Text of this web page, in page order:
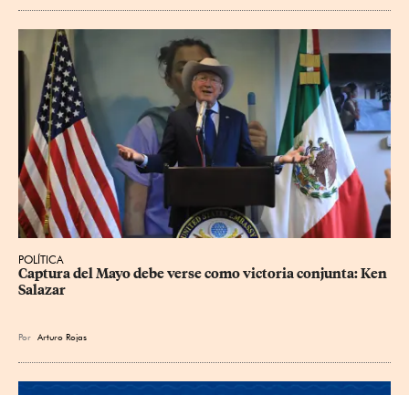
POLÍTICA
Captura del Mayo debe verse como victoria conjunta: Ken
Salazar
Por Arturo Rojas